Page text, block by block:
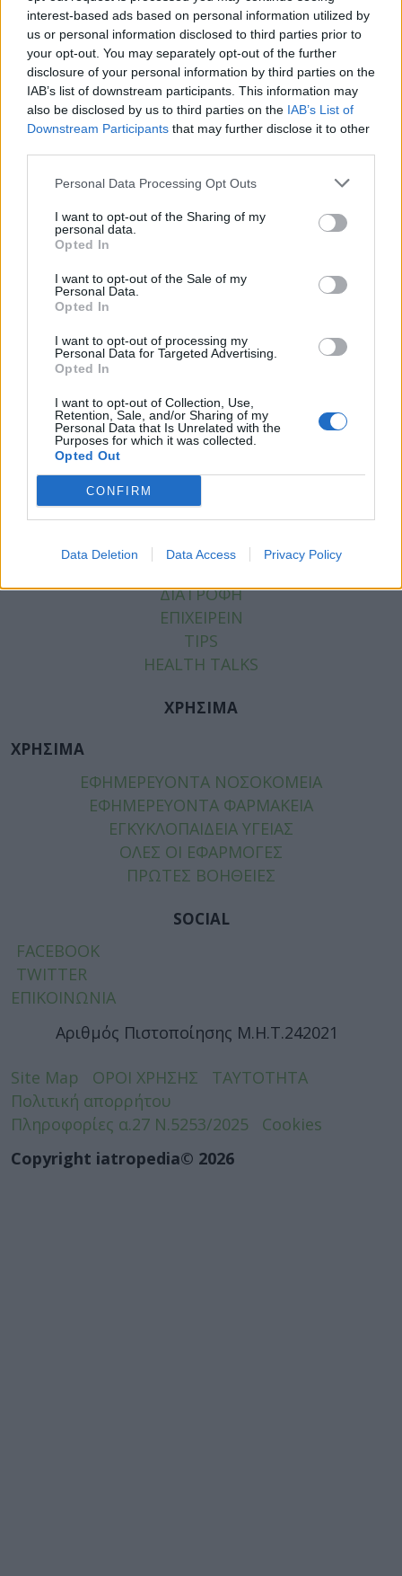
interest-based ads based on personal information utilized by
us or personal information disclosed to third parties prior to
your opt-out. You may separately opt-out of the further
disclosure of your personal information by third parties on the
IAB’s list of downstream participants. This information may
also be disclosed by us to third parties on the IAB’s List of
Downstream Participants that may further disclose it to other
Personal Data Processing Opt Outs
I want to opt-out of the Sharing of my
personal data.
Opted In
I want to opt-out of the Sale of my
Personal Data.
Opted In
I want to opt-out of processing my
Personal Data for Targeted Advertising.
Opted In
I want to opt-out of Collection, Use,
Retention, Sale, and/or Sharing of my
Personal Data that Is Unrelated with the
Purposes for which it was collected.
Opted Out
CONFIRM
Data Deletion Data Access Privacy Policy
2014;
Facebook
Twitter
ΔΗΜΟΣΙΑ ΝΟΣΟΚΟΜΕΙΑ
ΕΠΙΧΟΡΗΓΗΣΗ,ΕΣΥ,ΛΗΞΙΠΡΟΘΕΣΜΑ ΠΑΙΔΙ,
ΠΑΡΟΧΟΙ,ΡΕΠΟΡΤΑΖ ΥΓΕΙΑΣ ΥΓΕΙΑ
ΕΙΔΗΣΕΙΣ
ΥΓΕΙΑ
ΠΑΙΔΙ
ΔΙΑΤΡΟΦΗ
ΕΠΙΧΕΙΡΕΙΝ
TIPS
HEALTH TALKS
ΧΡΗΣΙΜΑ
ΧΡΗΣΙΜΑ
ΕΦΗΜΕΡΕΥΟΝΤΑ ΝΟΣΟΚΟΜΕΙΑ
ΕΦΗΜΕΡΕΥΟΝΤΑ ΦΑΡΜΑΚΕΙΑ
ΕΓΚΥΚΛΟΠΑΙΔΕΙΑ ΥΓΕΙΑΣ
ΟΛΕΣ ΟΙ ΕΦΑΡΜΟΓΕΣ
ΠΡΩΤΕΣ ΒΟΗΘΕΙΕΣ
SOCIAL
FACEBOOK
TWITTER
ΕΠΙΚΟΙΝΩΝΙΑ
Αριθμός Πιστοποίησης Μ.Η.Τ.242021
Site Map ΟΡΟΙ ΧΡΗΣΗΣ
ΤΑΥΤΟΤΗΤΑ
Πολιτική απορρήτου
Πληροφορίες α.27 Ν.5253/2025
Cookies
Copyright iatropedia© 2026